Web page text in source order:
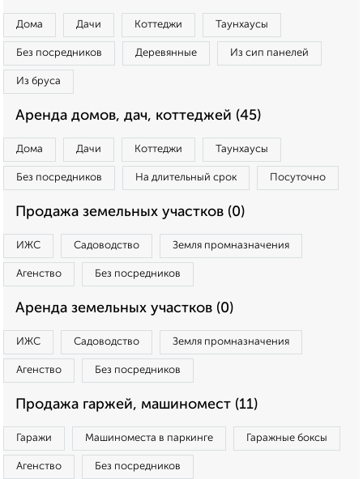
Дома Дачи Коттеджи Таунхаусы
Без посредников Деревянные Из сип панелей
Из бруса
Аренда домов, дач, коттеджей (45)
Дома Дачи Коттеджи Таунхаусы
Без посредников На длительный срок Посуточно
Продажа земельных участков (0)
ИЖС Садоводство Земля промназначения
Агенство Без посредников
Аренда земельных участков (0)
ИЖС Садоводство Земля промназначения
Агенство Без посредников
Продажа гаржей, машиномест (11)
Гаражи Машиноместа в паркинге Гаражные боксы
Агенство Без посредников